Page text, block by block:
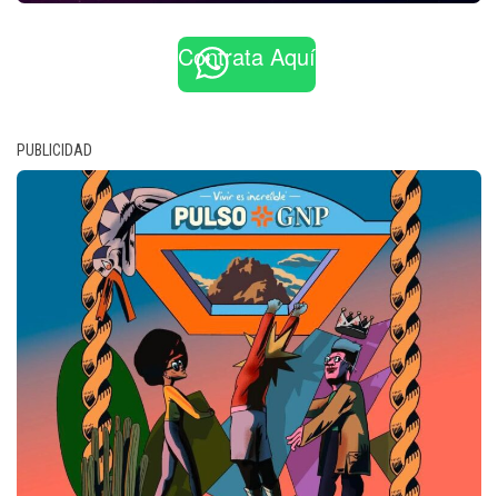
Contrata Aquí
PUBLICIDAD